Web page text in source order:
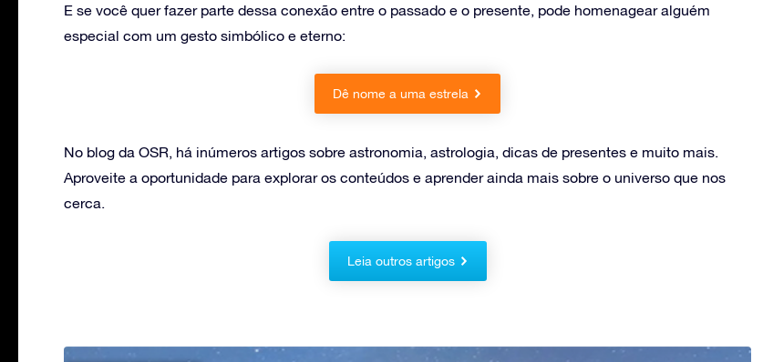
E se você quer fazer parte dessa conexão entre o passado e o presente, pode homenagear alguém
especial com um gesto simbólico e eterno:
Dê nome a uma estrela
No blog da OSR, há inúmeros artigos sobre astronomia, astrologia, dicas de presentes e muito mais.
Aproveite a oportunidade para explorar os conteúdos e aprender ainda mais sobre o universo que nos
cerca.
Leia outros artigos